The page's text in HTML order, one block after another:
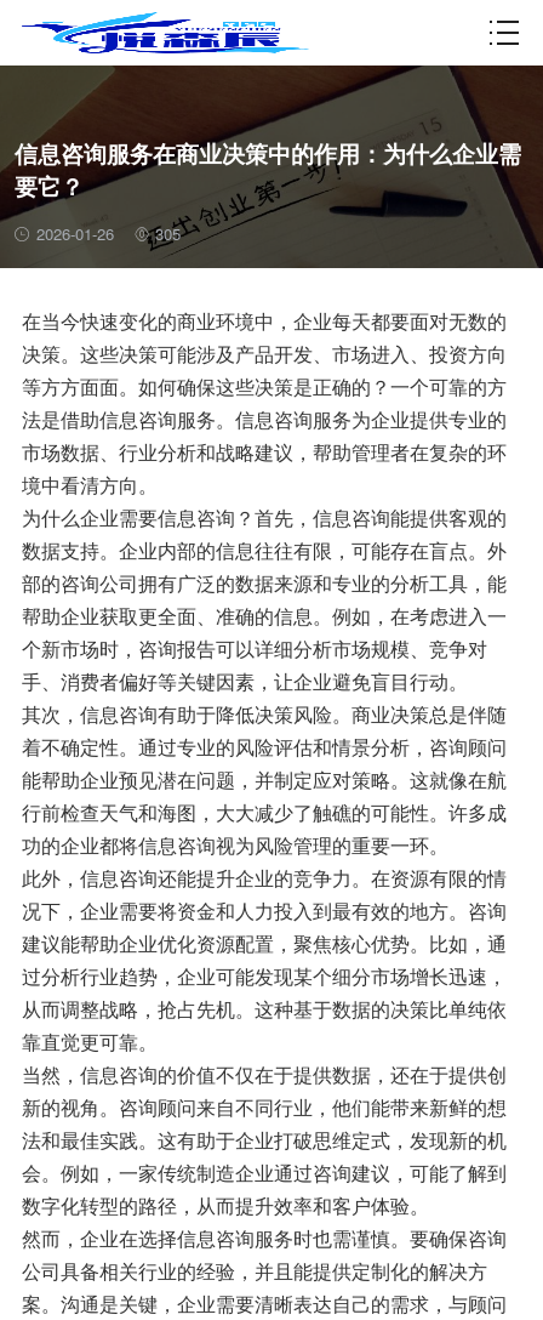
资质许可
信息咨询服务在商业决策中的作用：为什么企业需
要它？
2026-01-26 305
在当今快速变化的商业环境中，企业每天都要面对无数的
决策。这些决策可能涉及产品开发、市场进入、投资方向
等方方面面。如何确保这些决策是正确的？一个可靠的方
法是借助信息咨询服务。信息咨询服务为企业提供专业的
市场数据、行业分析和战略建议，帮助管理者在复杂的环
境中看清方向。
为什么企业需要信息咨询？首先，信息咨询能提供客观的
数据支持。企业内部的信息往往有限，可能存在盲点。外
部的咨询公司拥有广泛的数据来源和专业的分析工具，能
帮助企业获取更全面、准确的信息。例如，在考虑进入一
个新市场时，咨询报告可以详细分析市场规模、竞争对
手、消费者偏好等关键因素，让企业避免盲目行动。
其次，信息咨询有助于降低决策风险。商业决策总是伴随
着不确定性。通过专业的风险评估和情景分析，咨询顾问
能帮助企业预见潜在问题，并制定应对策略。这就像在航
行前检查天气和海图，大大减少了触礁的可能性。许多成
功的企业都将信息咨询视为风险管理的重要一环。
此外，信息咨询还能提升企业的竞争力。在资源有限的情
况下，企业需要将资金和人力投入到最有效的地方。咨询
建议能帮助企业优化资源配置，聚焦核心优势。比如，通
过分析行业趋势，企业可能发现某个细分市场增长迅速，
从而调整战略，抢占先机。这种基于数据的决策比单纯依
靠直觉更可靠。
当然，信息咨询的价值不仅在于提供数据，还在于提供创
新的视角。咨询顾问来自不同行业，他们能带来新鲜的想
法和最佳实践。这有助于企业打破思维定式，发现新的机
会。例如，一家传统制造企业通过咨询建议，可能了解到
数字化转型的路径，从而提升效率和客户体验。
然而，企业在选择信息咨询服务时也需谨慎。要确保咨询
公司具备相关行业的经验，并且能提供定制化的解决方
案。沟通是关键，企业需要清晰表达自己的需求，与顾问